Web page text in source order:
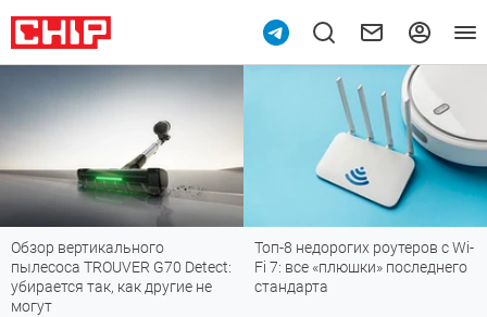
Обзор вертикального
пылесоса TROUVER G70 Detect:
убирается так, как другие не
могут
Топ-8 недорогих роутеров с Wi-
Fi 7: все «плюшки» последнего
стандарта